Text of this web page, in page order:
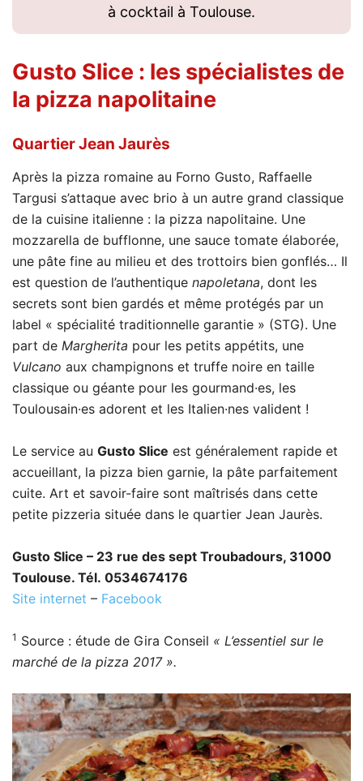
à cocktail à Toulouse.
Gusto Slice : les spécialistes de
la pizza napolitaine
Quartier Jean Jaurès
Après la pizza romaine au Forno Gusto, Raffaelle
Targusi s’attaque avec brio à un autre grand classique
de la cuisine italienne : la pizza napolitaine. Une
mozzarella de bufflonne, une sauce tomate élaborée,
une pâte fine au milieu et des trottoirs bien gonflés… Il
est question de l’authentique napoletana, dont les
secrets sont bien gardés et même protégés par un
label « spécialité traditionnelle garantie » (STG). Une
part de Margherita pour les petits appétits, une
Vulcano aux champignons et truffe noire en taille
classique ou géante pour les gourmand·es, les
Toulousain·es adorent et les Italien·nes valident !
Le service au Gusto Slice est généralement rapide et
accueillant, la pizza bien garnie, la pâte parfaitement
cuite. Art et savoir-faire sont maîtrisés dans cette
petite pizzeria située dans le quartier Jean Jaurès.
Gusto Slice – 23 rue des sept Troubadours, 31000
Toulouse. Tél. 0534674176
Site internet – Facebook
1 Source : étude de Gira Conseil « L’essentiel sur le
marché de la pizza 2017 ».